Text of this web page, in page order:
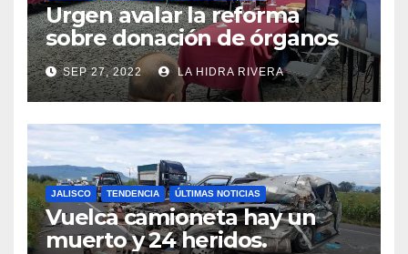
Urgen avalar la reforma
sobre donación de órganos
en Jalisco.
SEP 27, 2022 LA HIDRA RIVERA
JALISCO TENDENCIA ÚLTIMAS NOTICIAS
Vuelca camioneta hay un
muerto y 24 heridos.